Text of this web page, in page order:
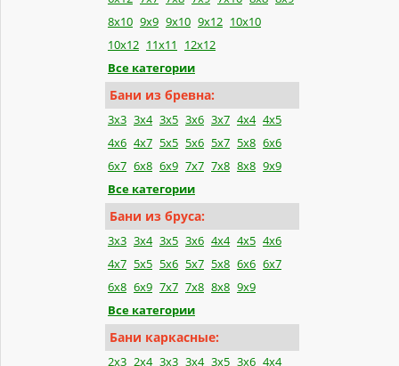
8x10 9x9 9x10 9x12 10x10
10x12 11x11
12x12
Все категории
Бани из бревна:
3x3 3x4 3x5 3x6 3x7 4x4 4x5
4x6 4x7 5x5 5x6 5x7 5x8 6x6
6x7 6x8 6x9 7x7 7x8 8x8 9x9
Все категории
Бани из бруса:
3x3 3x4 3x5 3x6 4x4 4x5 4x6
4x7 5x5 5x6 5x7 5x8 6x6 6x7
6x8 6x9 7x7 7x8 8x8 9x9
Все категории
Бани каркасные:
2x3 2x4 3x3 3x4 3x5 3x6 4x4